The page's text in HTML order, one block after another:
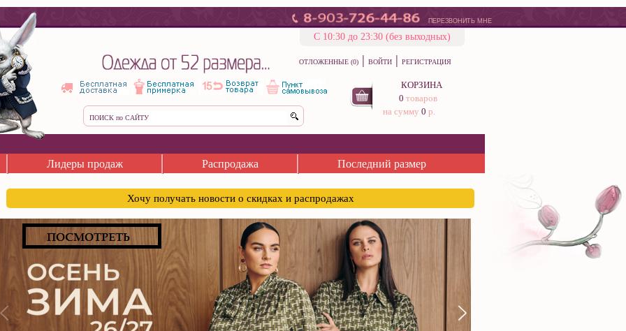
ПЕРЕЗВОНИТЬ МНЕ
С 10:30 до 23:30 (без выходных)
ОТЛОЖЕННЫЕ (0) | ВОЙТИ | РЕГИСТРАЦИЯ
КОРЗИНА
0 товаров
на сумму 0 р.
Лидеры продаж Распродажа Последний размер
Хочу получать новости о скидках и распродажах